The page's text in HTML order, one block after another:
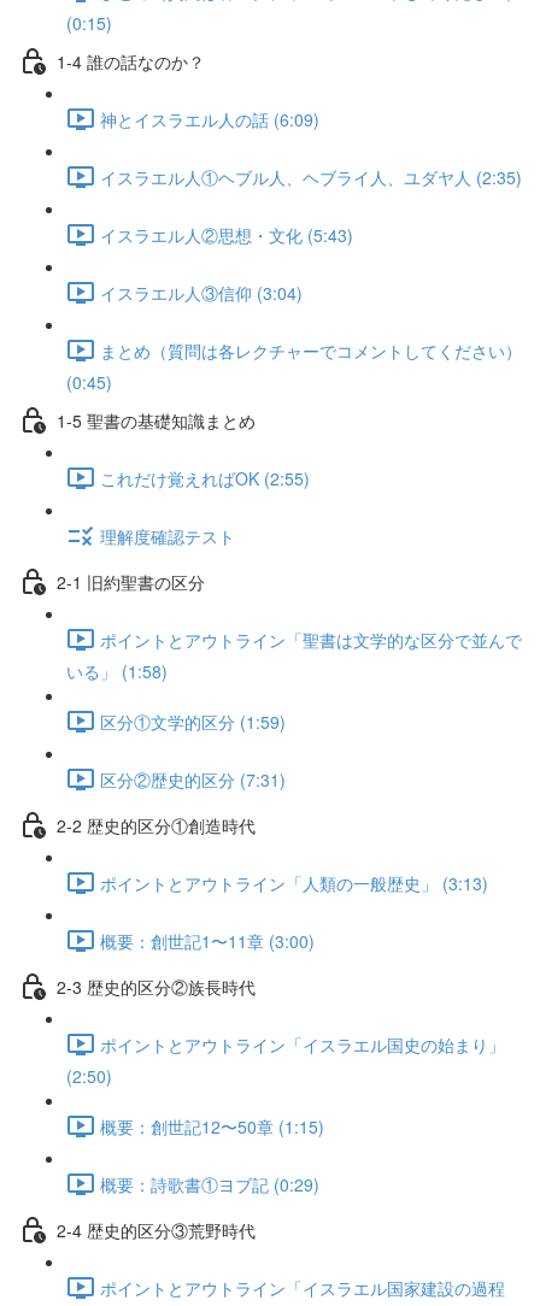
(0:15)
1-4 誰の話なのか？
神とイスラエル人の話 (6:09)
イスラエル人①ヘブル人、ヘブライ人、ユダヤ人 (2:35)
イスラエル人②思想・文化 (5:43)
イスラエル人③信仰 (3:04)
まとめ（質問は各レクチャーでコメントしてください）
(0:45)
1-5 聖書の基礎知識まとめ
これだけ覚えればOK (2:55)
理解度確認テスト
2-1 旧約聖書の区分
ポイントとアウトライン「聖書は文学的な区分で並んで
いる」 (1:58)
区分①文学的区分 (1:59)
区分②歴史的区分 (7:31)
2-2 歴史的区分①創造時代
ポイントとアウトライン「人類の一般歴史」 (3:13)
概要：創世記1〜11章 (3:00)
2-3 歴史的区分②族長時代
ポイントとアウトライン「イスラエル国史の始まり」
(2:50)
概要：創世記12〜50章 (1:15)
概要：詩歌書①ヨブ記 (0:29)
2-4 歴史的区分③荒野時代
ポイントとアウトライン「イスラエル国家建設の過程